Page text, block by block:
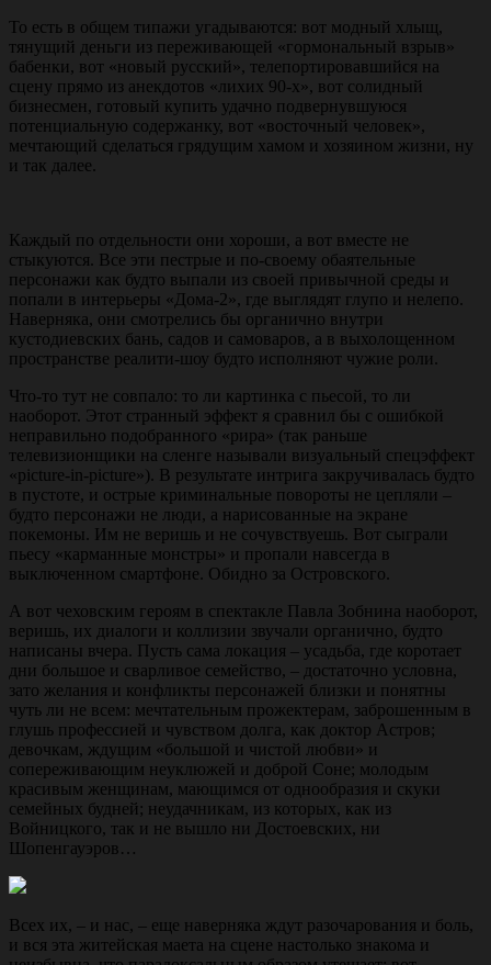
То есть в общем типажи угадываются: вот модный хлыщ,
тянущий деньги из переживающей «гормональный взрыв»
бабенки, вот «новый русский», телепортировавшийся на
сцену прямо из анекдотов «лихих 90-х», вот солидный
бизнесмен, готовый купить удачно подвернувшуюся
потенциальную содержанку, вот «восточный человек»,
мечтающий сделаться грядущим хамом и хозяином жизни, ну
и так далее.
Каждый по отдельности они хороши, а вот вместе не
стыкуются. Все эти пестрые и по-своему обаятельные
персонажи как будто выпали из своей привычной среды и
попали в интерьеры «Дома-2», где выглядят глупо и нелепо.
Наверняка, они смотрелись бы органично внутри
кустодиевских бань, садов и самоваров, а в выхолощенном
пространстве реалити-шоу будто исполняют чужие роли.
Что-то тут не совпало: то ли картинка с пьесой, то ли
наоборот. Этот странный эффект я сравнил бы с ошибкой
неправильно подобранного «рира» (так раньше
телевизионщики на сленге называли визуальный спецэффект
«рicture-in-рicture»). В результате интрига закручивалась будто
в пустоте, и острые криминальные повороты не цепляли –
будто персонажи не люди, а нарисованные на экране
покемоны. Им не веришь и не сочувствуешь. Вот сыграли
пьесу «карманные монстры» и пропали навсегда в
выключенном смартфоне. Обидно за Островского.
А вот чеховским героям в спектакле Павла Зобнина наоборот,
веришь, их диалоги и коллизии звучали органично, будто
написаны вчера. Пусть сама локация – усадьба, где коротает
дни большое и сварливое семейство, – достаточно условна,
зато желания и конфликты персонажей близки и понятны
чуть ли не всем: мечтательным прожектерам, заброшенным в
глушь профессией и чувством долга, как доктор Астров;
девочкам, ждущим «большой и чистой любви» и
сопереживающим неуклюжей и доброй Соне; молодым
красивым женщинам, мающимся от однообразия и скуки
семейных будней; неудачникам, из которых, как из
Войницкого, так и не вышло ни Достоевских, ни
Шопенгауэров…
Всех их, – и нас, – еще наверняка ждут разочарования и боль,
и вся эта житейская маета на сцене настолько знакома и